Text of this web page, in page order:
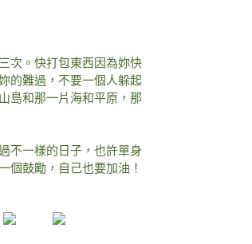
次。快打包東西因為妳快
的難過，不要一個人躲起
島和那一片海和平原，那
不一樣的日子，也許單身
個鼓勵，自己也要加油！